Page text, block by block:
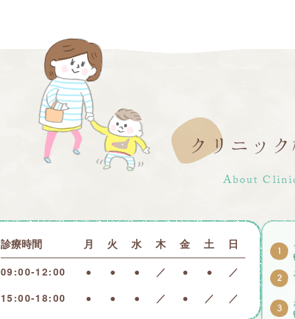
クリニッ
About
診療時間 月 火 水 木 金 土 日
09:00-12:00 ● ● ● ／ ● ●
／
15:00-18:00
● ● ● ／ ● ／ ／